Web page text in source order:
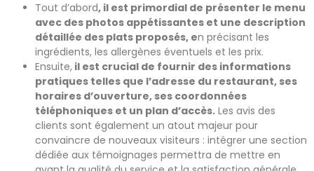
Tout d’abord, il est primordial de présenter le menu
avec des photos appétissantes et une description
détaillée des plats proposés, en précisant les
ingrédients, les allergènes éventuels et les prix.
Ensuite, il est crucial de fournir des informations
pratiques telles que l’adresse du restaurant, ses
horaires d’ouverture, ses coordonnées
téléphoniques et un plan d’accès. Les avis des
clients sont également un atout majeur pour
convaincre de nouveaux visiteurs : intégrer une section
dédiée aux témoignages permettra de mettre en